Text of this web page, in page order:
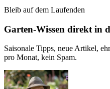
Bleib auf dem Laufenden
Garten-Wissen direkt in
Saisonale Tipps, neue Artikel,
pro Monat, kein Spam.